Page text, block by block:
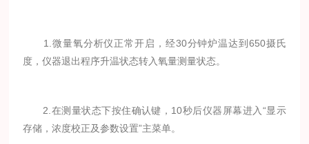
1.微量氧分析仪正常开启，经30分钟炉温达到650摄氏
度，仪器退出程序升温状态转入氧量测量状态。
2.在测量状态下按住确认键，10秒后仪器屏幕进入“显示
存储，浓度校正及参数设置”主菜单。